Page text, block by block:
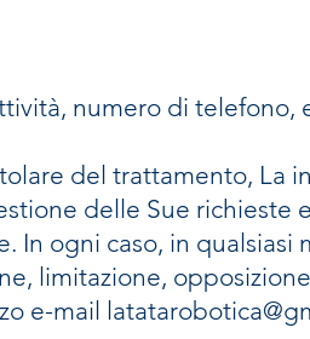
numero di telefono,
del trattamento, La
delle Sue richieste
In ogni caso, in
limitazione,
e-mail